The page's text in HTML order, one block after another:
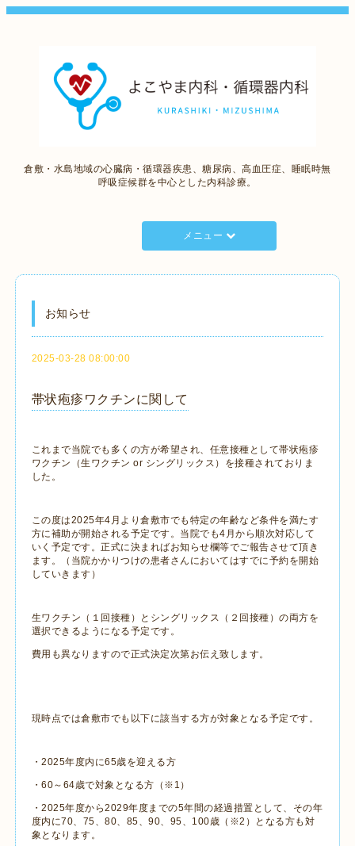
倉敷・水島地域の心臓病・循環器疾患、糖尿病、高血圧症、睡眠時無
呼吸症候群を中心とした内科診療。
メニュー
お知らせ
2025-03-28 08:00:00
帯状疱疹ワクチンに関して
これまで当院でも多くの方が希望され、任意接種として帯状疱疹
ワクチン（生ワクチン or シングリックス）を接種されておりま
した。
この度は2025年4月より倉敷市でも特定の年齢など条件を満たす
方に補助が開始される予定です。当院でも4月から順次対応して
いく予定です。正式に決まればお知らせ欄等でご報告させて頂き
ます。（当院かかりつけの患者さんにおいてはすでに予約を開始
していきます）
生ワクチン（１回接種）とシングリックス（２回接種）の両方を
選択できるようになる予定です。
費用も異なりますので正式決定次第お伝え致します。
現時点では倉敷市でも以下に該当する方が対象となる予定です。
・2025年度内に65歳を迎える方
・60～64歳で対象となる方（※1）
・2025年度から2029年度までの5年間の経過措置として、その年
度内に70、75、80、85、90、95、100歳（※2）となる方も対
象となります。